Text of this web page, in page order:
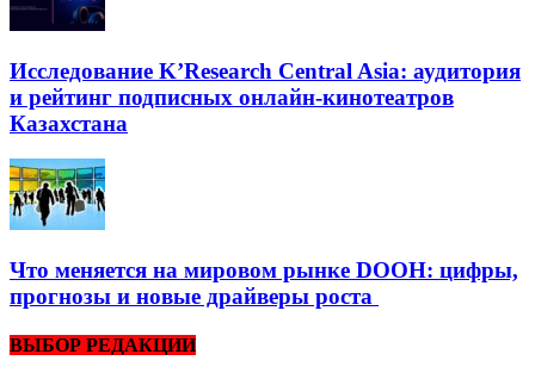
Исследование K’Research Central Asia: аудитория
и рейтинг подписных онлайн-кинотеатров
Казахстана
Что меняется на мировом рынке DOOH: цифры,
прогнозы и новые драйверы роста
ВЫБОР РЕДАКЦИИ